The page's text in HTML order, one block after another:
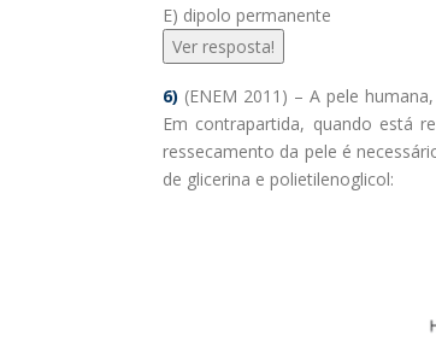
E) dipolo permanente
Ver resposta!
6) (ENEM 2011) – A pele
Em contrapartida, quando está
ressecamento da pele é
de glicerina e polietilenoglicol: